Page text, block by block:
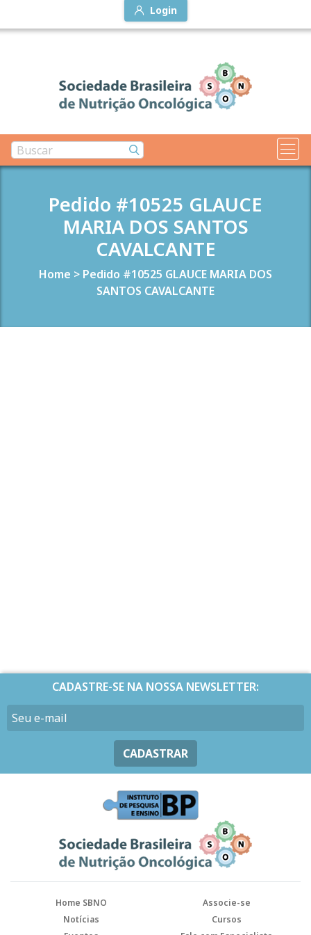
Login
Pedido #10525 GLAUCE
MARIA DOS SANTOS
CAVALCANTE
Home > Pedido #10525 GLAUCE MARIA DOS
SANTOS CAVALCANTE
CADASTRE-SE NA NOSSA NEWSLETTER:
CADASTRAR
Home SBNO
Associe-se
Notícias
Cursos